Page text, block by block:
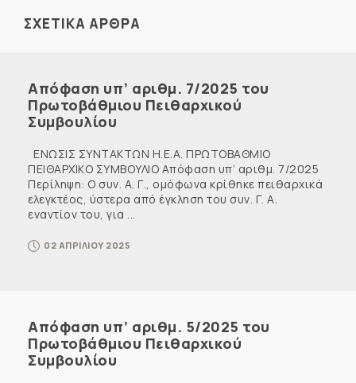
ΣΧΕΤΙΚΑ ΑΡΘΡΑ
Απόφαση υπ’ αριθμ. 7/2025 του
Πρωτοβάθμιου Πειθαρχικού
Συμβουλίου
ΕΝΩΣΙΣ ΣΥΝΤΑΚΤΩΝ Η.Ε.Α. ΠΡΩΤΟΒΑΘΜΙΟ
ΠΕΙΘΑΡΧΙΚΟ ΣΥΜΒΟΥΛΙΟ Απόφαση υπ’ αριθμ. 7/2025
Περίληψη: Ο συν. Α. Γ., ομόφωνα κρίθηκε πειθαρχικά
ελεγκτέος, ύστερα από έγκληση του συν. Γ. Α.
εναντίον του, για ...
02 ΑΠΡΙΛΙΟΥ 2025
Απόφαση υπ’ αριθμ. 5/2025 του
Πρωτοβάθμιου Πειθαρχικού
Συμβουλίου